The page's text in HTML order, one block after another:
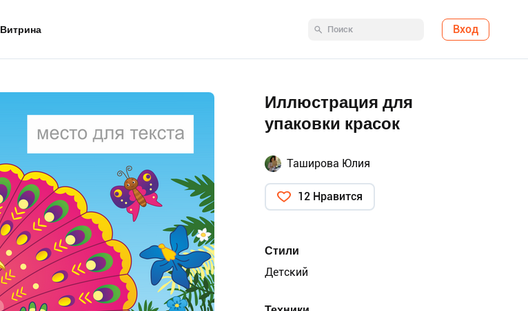
Витрина Вход
Иллюстрация для
упаковки красок
Таширова Юлия
12 Нравится
Стили
Детский